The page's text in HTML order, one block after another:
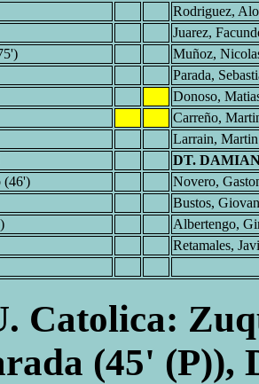
Rodriguez,
Juarez,
Muñoz,
Parada,
Donoso,
Carreño,
Larrain,
DT.
(46')
Novero,
Bustos,
Albertengo,
Retamales,
Catolica:
(45' (P)),